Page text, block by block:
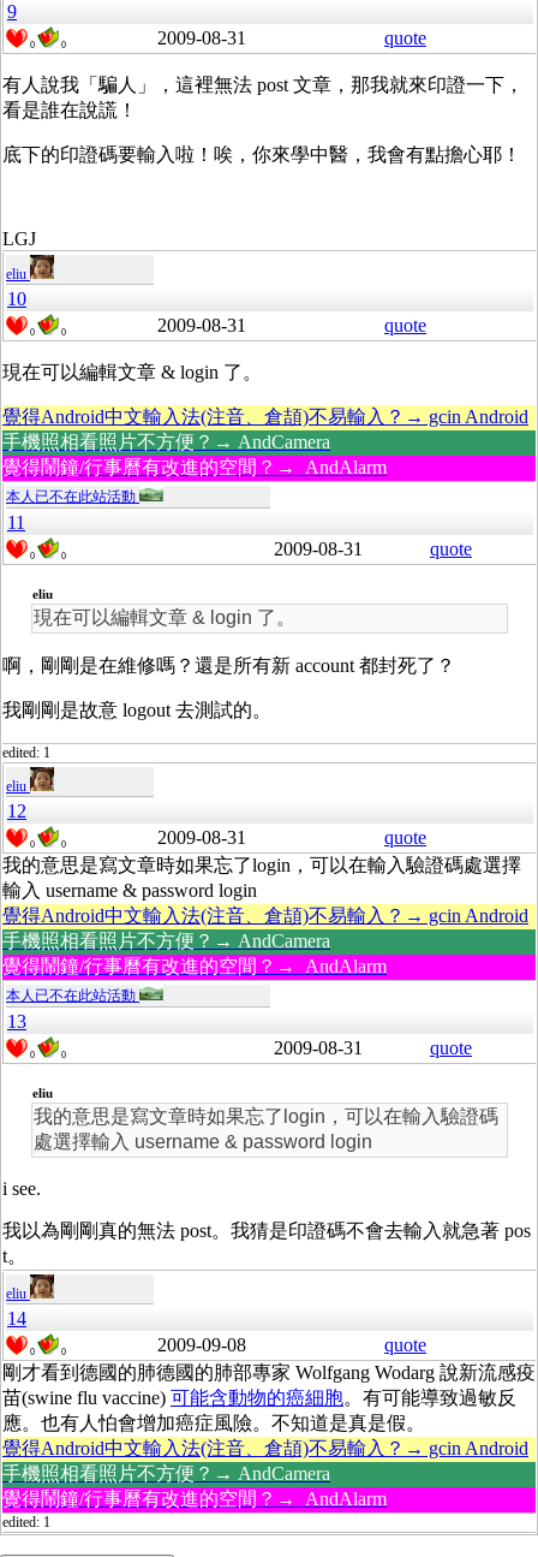
9
0 0 2009-08-31 quote
有人說我「騙人」，這裡無法 post 文章，那我就來印證一下，
看是誰在說謊！
底下的印證碼要輸入啦！唉，你來學中醫，我會有點擔心耶！
LGJ
eliu
10
0 0 2009-08-31 quote
現在可以編輯文章 & login 了。
覺得Android中文輸入法(注音、倉頡)不易輸入？→ gcin Android
手機照相看照片不方便？→ AndCamera
覺得鬧鐘/行事曆有改進的空間？→ AndAlarm
本人已不在此站活動
11
0 0 2009-08-31 quote
eliu
現在可以編輯文章 & login 了。
啊，剛剛是在維修嗎？還是所有新 account 都封死了？
我剛剛是故意 logout 去測試的。
edited: 1
eliu
12
0 0 2009-08-31
quote
我的意思是寫文章時如果忘了login，可以在輸入驗證碼處選擇
輸入 username & password login
覺得Android中文輸入法(注音、倉頡)不易輸入？→ gcin Android
手機照相看照片不方便？→ AndCamera
覺得鬧鐘/行事曆有改進的空間？→ AndAlarm
本人已不在此站活動
13
0 0 2009-08-31 quote
eliu
我的意思是寫文章時如果忘了login，可以在輸入驗證碼
處選擇輸入 username & password login
i see.
我以為剛剛真的無法 post。我猜是印證碼不會去輸入就急著 pos
t。
eliu
14
0 0 2009-09-08
quote
剛才看到德國的肺德國的肺部專家 Wolfgang Wodarg 說新流感疫
苗(swine flu vaccine) 可能含動物的癌細胞。有可能導致過敏反
應。也有人怕會增加癌症風險。不知道是真是假。
覺得Android中文輸入法(注音、倉頡)不易輸入？→ gcin Android
手機照相看照片不方便？→ AndCamera
覺得鬧鐘/行事曆有改進的空間？→ AndAlarm
edited: 1